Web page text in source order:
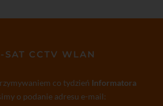
CCTV WLAN
co tydzień Informatora
o podanie adresu e-mail: